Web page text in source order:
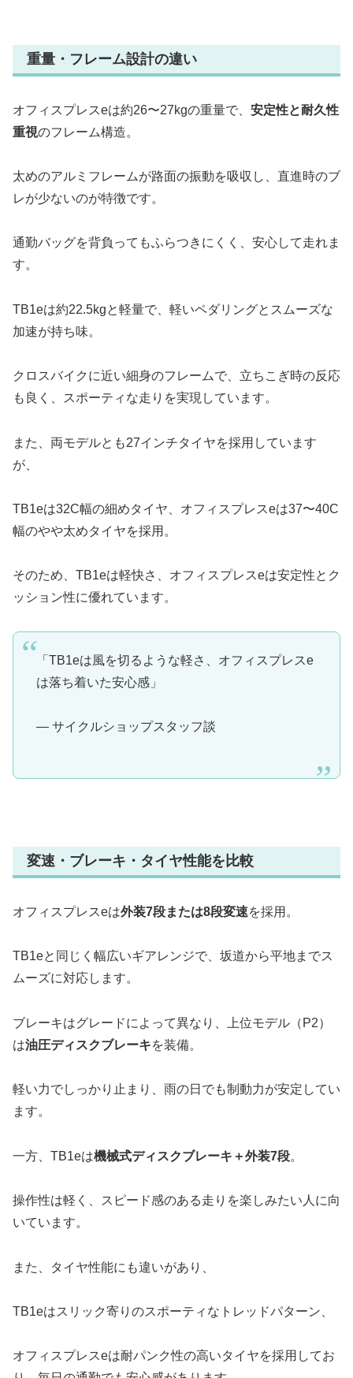
重量・フレーム設計の違い
オフィスプレスeは約26〜27kgの重量で、 安定性と耐久性
重視のフレーム構造。
太めのアルミフレームが路面の振動を吸収し、直進時のブ
レが少ないのが特徴です。
通勤バッグを背負ってもふらつきにくく、安心して走れま
す。
TB1eは約22.5kgと軽量で、軽いペダリングとスムーズな
加速が持ち味。
クロスバイクに近い細身のフレームで、立ちこぎ時の反応
も良く、スポーティな走りを実現しています。
また、両モデルとも27インチタイヤを採用しています
が、
TB1eは32C幅の細めタイヤ、オフィスプレスeは37〜40C
幅のやや太めタイヤを採用。
そのため、TB1eは軽快さ、オフィスプレスeは安定性とク
ッション性に優れています。
「TB1eは風を切るような軽さ、オフィスプレスe
は落ち着いた安心感」
— サイクルショップスタッフ談
変速・ブレーキ・タイヤ性能を比較
オフィスプレスeは外装7段または8段変速を採用。
TB1eと同じく幅広いギアレンジで、坂道から平地までス
ムーズに対応します。
ブレーキはグレードによって異なり、上位モデル（P2）
は油圧ディスクブレーキを装備。
軽い力でしっかり止まり、雨の日でも制動力が安定してい
ます。
一方、TB1eは機械式ディスクブレーキ＋外装7段。
操作性は軽く、スピード感のある走りを楽しみたい人に向
いています。
また、タイヤ性能にも違いがあり、
TB1eはスリック寄りのスポーティなトレッドパターン、
オフィスプレスeは耐パンク性の高いタイヤを採用してお